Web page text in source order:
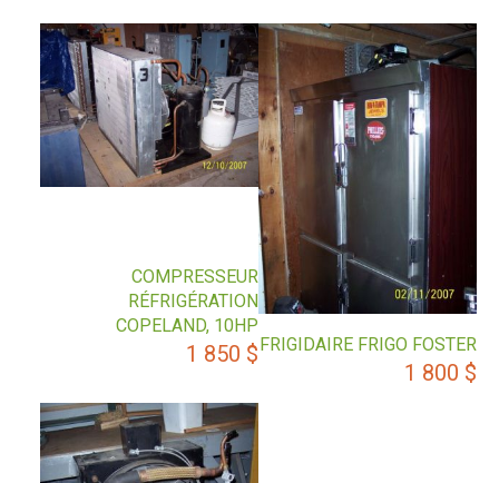
FRIGIDAIRE FRIGO FOSTER
1 800 $
COMPRESSEUR
RÉFRIGÉRATION
COPELAND, 10HP
1 850 $